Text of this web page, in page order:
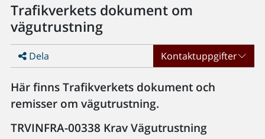
Trafikverkets dokument om
vägutrustning
Dela Kontaktuppgifter
Här finns Trafikverkets dokument och
remisser om vägutrustning.
TRVINFRA-00338 Krav Vägutrustning